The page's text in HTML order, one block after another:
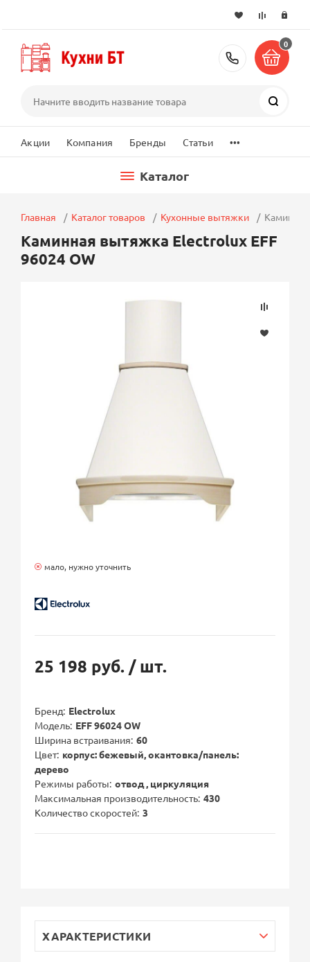
+7 (495)
0
Акции Компания Бренды Статьи ...
Каталог
Главная Каталог товаров Кухонные вытяжки
Каминная вытяжка Electrolux EFF
96024 OW
мало, нужно уточнить
25 198 руб. / шт.
Бренд Electrolux
Модель EFF 96024 OW
Ширина встраивания 60
Цвет корпус: бежевый, окантовка/панель:
дерево
Режимы работы отвод , циркуляция
Максимальная производительность 430
Количество скоростей 3
ХАРАКТЕРИСТИКИ